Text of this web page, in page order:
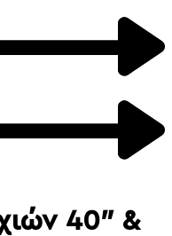
40″ &